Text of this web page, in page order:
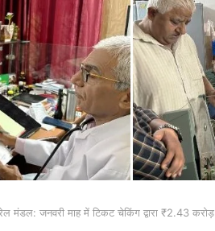
मंडल: जनवरी माह में टिकट चेकिंग द्वारा ₹2.43 करोड़